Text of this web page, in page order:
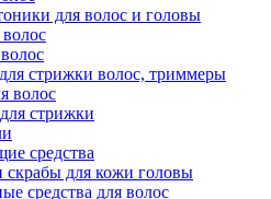
для волос и головы
стрижки волос, триммеры
волос
стрижки
средства
для кожи головы
средства для волос